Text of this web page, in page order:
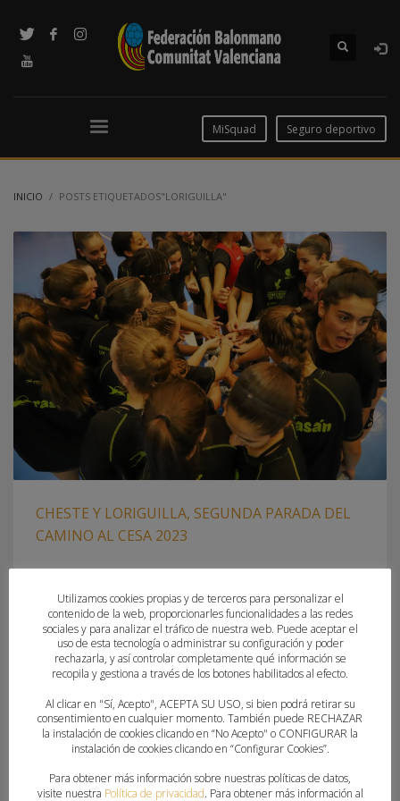
MiSquad Seguro deportivo
INICIO POSTS ETIQUETADOS"LORIGUILLA"
CHESTE Y LORIGUILLA, SEGUNDA PARADA DEL
CAMINO AL CESA 2023
EL ÁREA TÉCNICA DE LA FBMCV ORGANIZA LA SEGUNDA
ACTIVIDAD DE LA TEMPORADA DE CARA AL CESA COSTA
BLANCA 2023 Cheste y Loriguilla serás la sede de la segunda
actividad del Área Técnica de la Federación de Balonmano
de la Comunitat Valenciana de cara a la preparación del
Campeonato de España de Selecciones Autonómicas de
ETIQUETADO BAJO:
CESA COSTA BLANCA 2023
COMPLEJO
Utilizamos cookies propias y de terceros para personalizar el
contenido de la web, proporcionarles funcionalidades a las redes
sociales y para analizar el tráfico de nuestra web. Puede aceptar el
uso de esta tecnología o administrar su configuración y poder
rechazarla, y así controlar completamente qué información se
recopila y gestiona a través de los botones habilitados al efecto.
Al clicar en "Sí, Acepto", ACEPTA SU USO, si bien podrá retirar su
consentimiento en cualquier momento. También puede RECHAZAR
la instalación de cookies clicando en “No Acepto" o CONFIGURAR la
instalación de cookies clicando en “Configurar Cookies”.
Para obtener más información sobre nuestras políticas de datos,
visite nuestra Política de privacidad. Para obtener más información al